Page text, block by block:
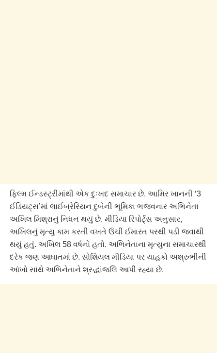
ફિલ્મ ઈન્ડસ્ટ્રીમાંથી એક દુઃખદ સમાચાર છે. આમિર ખાનની ‘3
ઈડિયટ્સ’માં લાઈબ્રેરિયન દુબેની ભૂમિકા ભજવનાર અભિનેતા
અખિલ મિશ્રાનું નિધન થયું છે. મીડિયા રિપોર્ટ્સ અનુસાર,
અખિલનું મૃત્યુ કામ કરતી વખતે ઉંચી ઈમારત પરથી પડી જવાથી
થયું હતું. અખિલ 58 વર્ષનો હતો. અભિનેતાના મૃત્યુના સમાચારથી
દરેક જણ આઘાતમાં છે. સોશિયલ મીડિયા પર ચાહકો અશ્રુભીની
આંખો સાથે અભિનેતાને શ્રદ્ધાંજલિ આપી રહ્યા છે.